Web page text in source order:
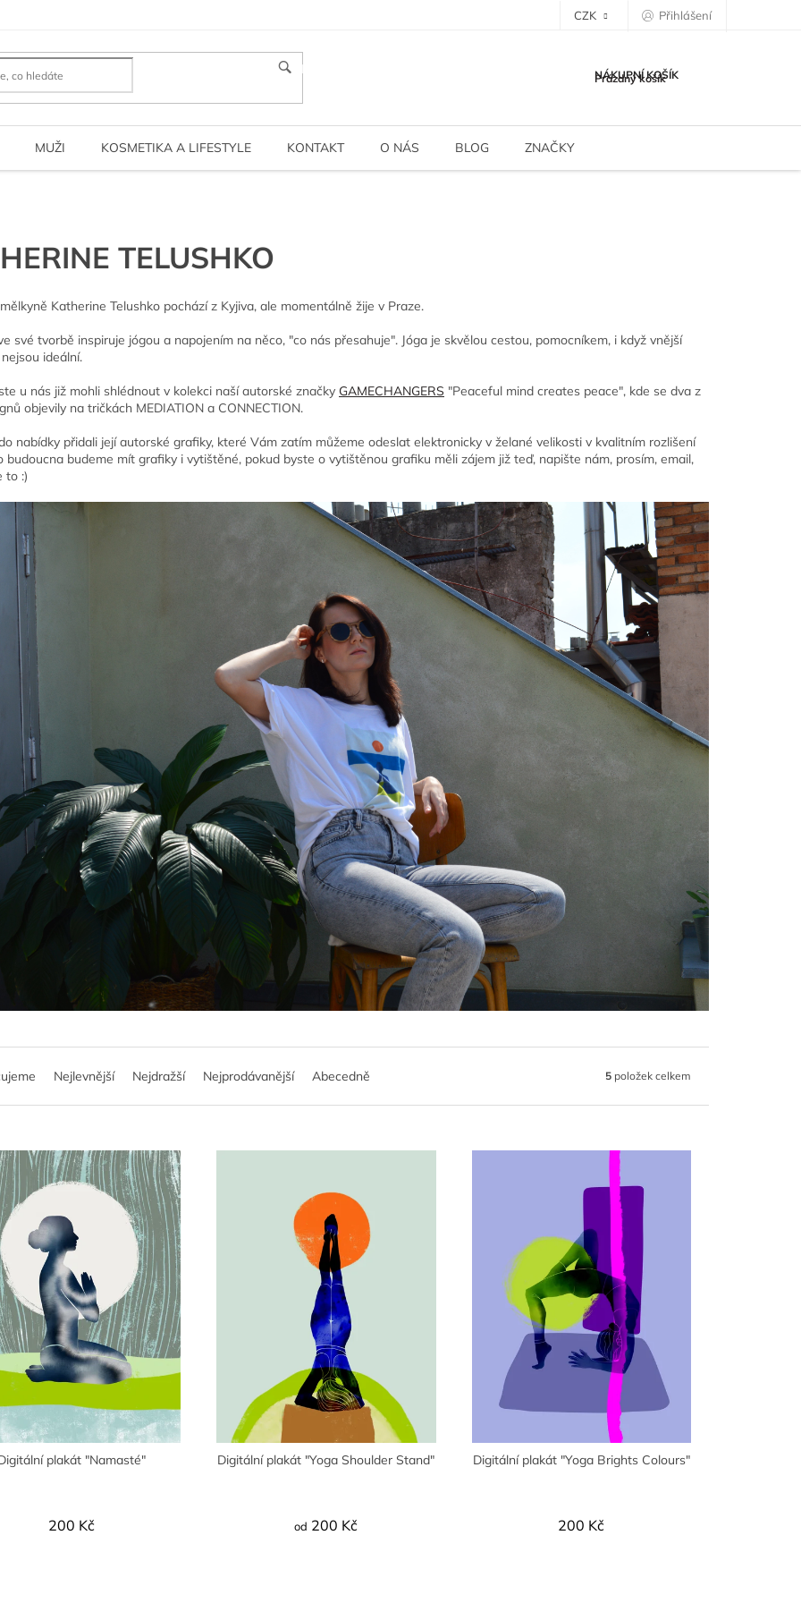
CZK Přihlášení
HLEDAT NÁKUPNÍ KOŠÍK
Prázdný košík
MUŽI KOSMETIKA A LIFESTYLE KONTAKT O NÁS BLOG ZNAČKY
TELUSHKO
Katherine Telushko pochází z Kyjiva, ale momentálně žije v Praze.
své tvorbě inspiruje jógou a napojením na něco, "co nás přesahuje". Jóga je skvělou cestou, pomocníkem, i když vnější
ideální.
u nás již mohli shlédnout v kolekci naší autorské značky GAMECHANGERS "Peaceful mind creates peace", kde se dva z
objevily na tričkách MEDIATION a CONNECTION.
nabídky přidali její autorské grafiky, které Vám zatím můžeme odeslat elektronicky v želané velikosti v kvalitním rozlišení
budoucna budeme mít grafiky i vytištěné, pokud byste o vytištěnou grafiku měli zájem již teď, napište nám, prosím, email,
to :)
Nejlevnější Nejdražší Nejprodávanější Abecedně 5 položek celkem
plakát "Namasté"
200 Kč
Digitální plakát "Yoga Shoulder Stand"
od 200 Kč
Digitální plakát "Yoga Brights Colours"
200 Kč